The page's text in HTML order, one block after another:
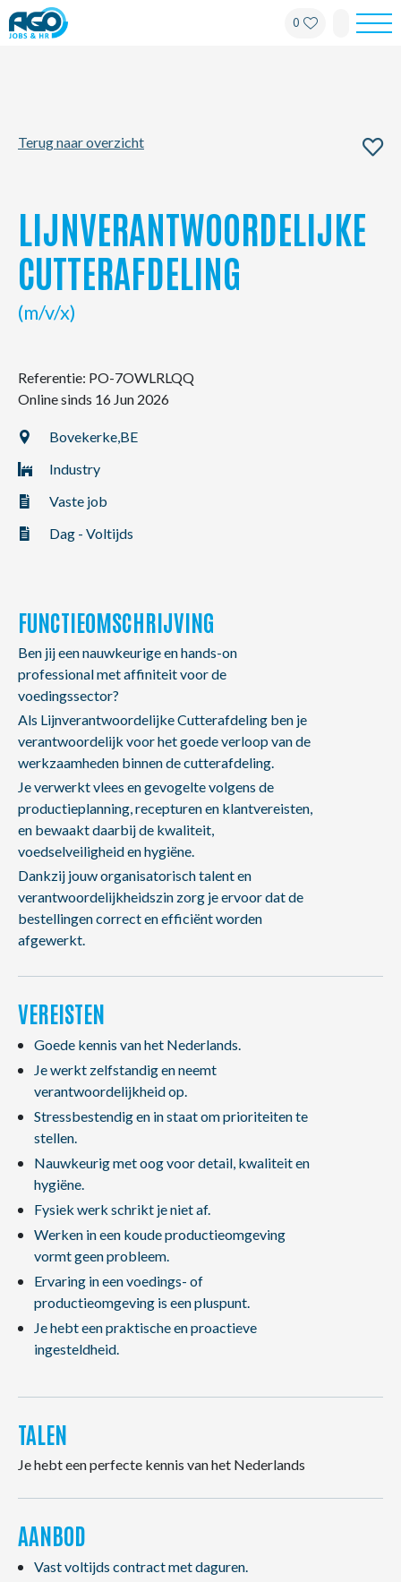
0
Kantoren
My AGO
NL FR EN
Terug naar overzicht
LIJNVERANTWOORDELIJKE
CUTTERAFDELING
(m/v/x)
Referentie: PO-7OWLRLQQ
Online sinds 16 Jun 2026
Bovekerke,BE
Industry
Vaste job
Dag - Voltijds
FUNCTIEOMSCHRIJVING
Ben jij een nauwkeurige en hands-on
professional met affiniteit voor de
voedingssector?
Als Lijnverantwoordelijke Cutterafdeling ben je
verantwoordelijk voor het goede verloop van de
werkzaamheden binnen de cutterafdeling.
Je verwerkt vlees en gevogelte volgens de
productieplanning, recepturen en klantvereisten,
en bewaakt daarbij de kwaliteit,
voedselveiligheid en hygiëne.
Dankzij jouw organisatorisch talent en
verantwoordelijkheidszin zorg je ervoor dat de
bestellingen correct en efficiënt worden
afgewerkt.
VEREISTEN
Goede kennis van het Nederlands.
Je werkt zelfstandig en neemt
verantwoordelijkheid op.
Stressbestendig en in staat om prioriteiten te
stellen.
Nauwkeurig met oog voor detail, kwaliteit en
hygiëne.
Fysiek werk schrikt je niet af.
Werken in een koude productieomgeving
vormt geen probleem.
Ervaring in een voedings- of
productieomgeving is een pluspunt.
Je hebt een praktische en proactieve
ingesteldheid.
TALEN
Je hebt een perfecte kennis van het Nederlands
AANBOD
Vast voltijds contract met daguren.